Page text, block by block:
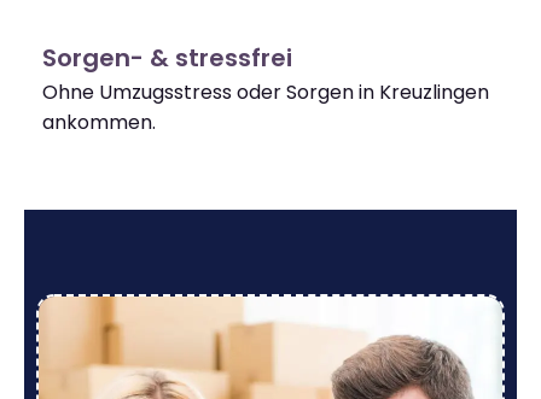
Sorgen- & stressfrei
Ohne Umzugsstress oder Sorgen in Kreuzlingen
ankommen.